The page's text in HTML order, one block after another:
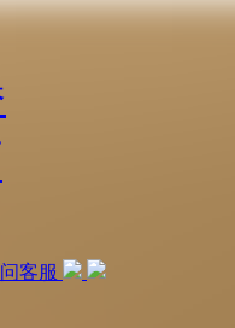
问客服